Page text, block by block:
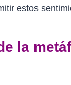
estos
la